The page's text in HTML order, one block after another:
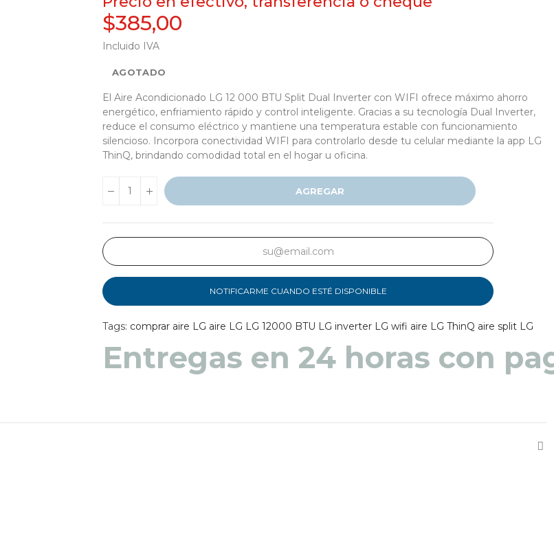
$385,00
Incluido IVA
AGOTADO
El Aire Acondicionado LG 12 000 BTU Split Dual Inverter con WIFI ofrece máximo ahorro
energético, enfriamiento rápido y control inteligente. Gracias a su tecnología Dual Inverter,
reduce el consumo eléctrico y mantiene una temperatura estable con funcionamiento
silencioso. Incorpora conectividad WIFI para controlarlo desde tu celular mediante la app LG
ThinQ, brindando comodidad total en el hogar u oficina.
AGREGAR
NOTIFICARME CUANDO ESTÉ DISPONIBLE
Tags: comprar aire LG aire LG LG 12000 BTU LG inverter LG wifi aire LG ThinQ aire split LG
Entregas en 48 a 72 horas